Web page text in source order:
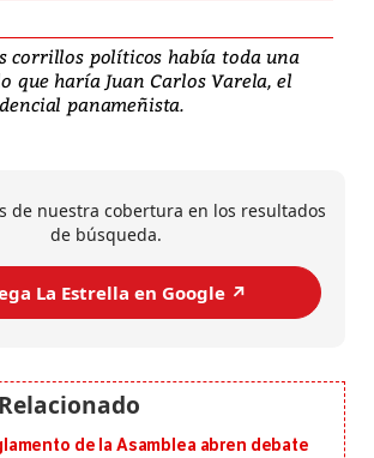
corrillos políticos había toda una
que haría Juan Carlos Varela, el
panameñista.
de nuestra cobertura en los resultados
de búsqueda.
La Estrella en Google ↗️
de la Asamblea abren debate